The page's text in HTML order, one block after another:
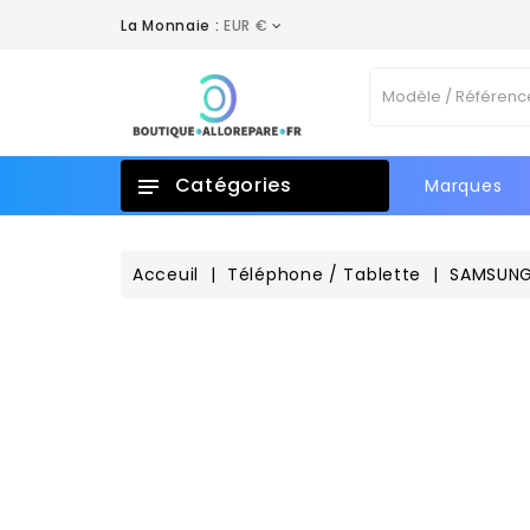
La Monnaie : EUR €
Catégories Marques
Acceuil Téléphone / Tablette SAMSUNG